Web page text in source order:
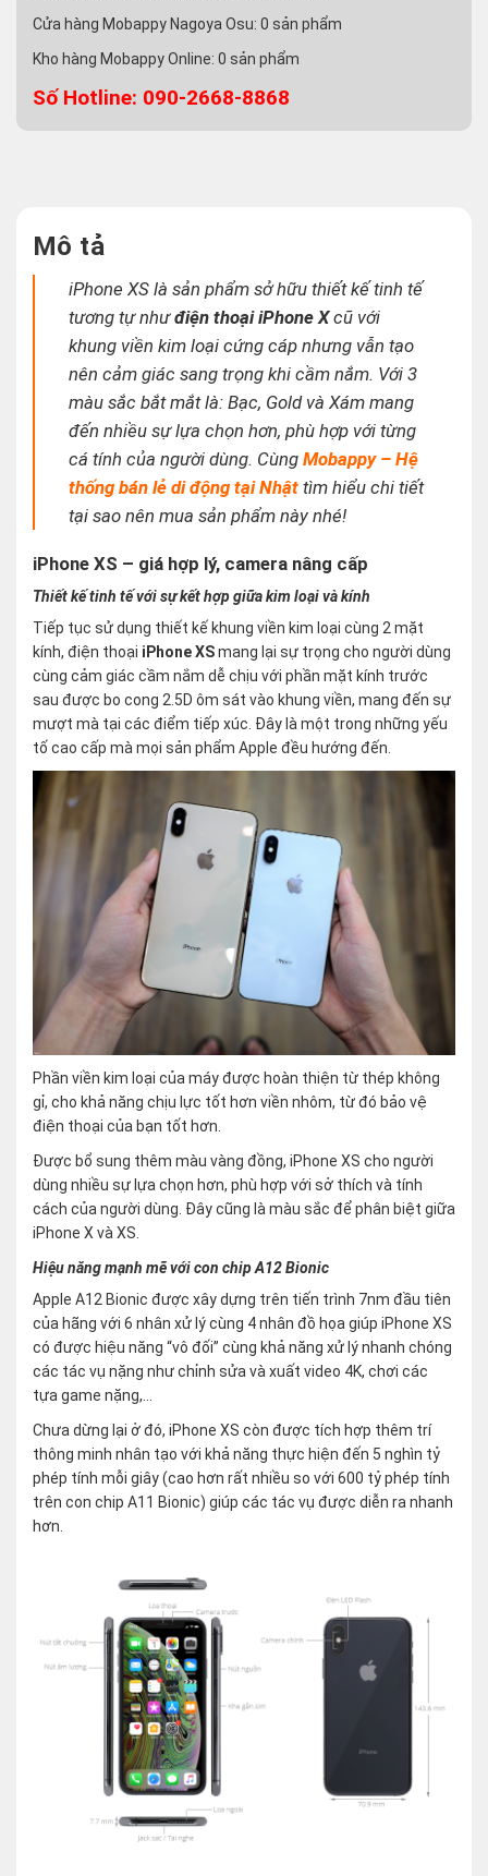
Cửa hàng Mobappy Nagoya Osu: 0 sản phẩm
Kho hàng Mobappy Online: 0 sản phẩm
Số Hotline: 090-2668-8868
Mô tả
iPhone XS là sản phẩm sở hữu thiết kế tinh tế
tương tự nhưđiện thoại iPhone Xcũ với
khung viền kim loại cứng cáp nhưng vẫn tạo
nên cảm giác sang trọng khi cầm nắm. Với 3
màu sắc bắt mắt là: Bạc, Gold và Xám mang
đến nhiều sự lựa chọn hơn, phù hợp với từng
cá tính của người dùng. CùngMobappy – Hệ
thống bán lẻ di động tại Nhật tìm hiểu chi tiết
tại sao nên mua sản phẩm này nhé!
iPhone XS – giá hợp lý, camera nâng cấp
Thiết kế tinh tế với sự kết hợp giữa kim loại và kính
Tiếp tục sử dụng thiết kế khung viền kim loại cùng 2 mặt
kính, điện thoại iPhone XSmang lại sự trọng cho người dùng
cùng cảm giác cầm nắm dễ chịu với phần mặt kính trước
sau được bo cong 2.5D ôm sát vào khung viền, mang đến sự
mượt mà tại các điểm tiếp xúc. Đây là một trong những yếu
tố cao cấp mà mọi sản phẩm Apple đều hướng đến.
Phần viền kim loại của máy được hoàn thiện từ thép không
gỉ, cho khả năng chịu lực tốt hơn viền nhôm, từ đó bảo vệ
điện thoại của bạn tốt hơn.
Được bổ sung thêm màu vàng đồng, iPhone XS cho người
dùng nhiều sự lựa chọn hơn, phù hợp với sở thích và tính
cách của người dùng. Đây cũng là màu sắc để phân biệt giữa
iPhone X và XS.
Hiệu năng mạnh mẽ với con chip A12 Bionic
Apple A12 Bionic được xây dựng trên tiến trình 7nm đầu tiên
của hãng với 6 nhân xử lý cùng 4 nhân đồ họa giúp iPhone XS
có được hiệu năng “vô đối” cùng khả năng xử lý nhanh chóng
các tác vụ nặng như chỉnh sửa và xuất video 4K, chơi các
tựa game nặng,…
Chưa dừng lại ở đó, iPhone XS còn được tích hợp thêm trí
thông minh nhân tạo với khả năng thực hiện đến 5 nghìn tỷ
phép tính mỗi giây (cao hơn rất nhiều so với 600 tỷ phép tính
trên con chip A11 Bionic) giúp các tác vụ được diễn ra nhanh
hơn.